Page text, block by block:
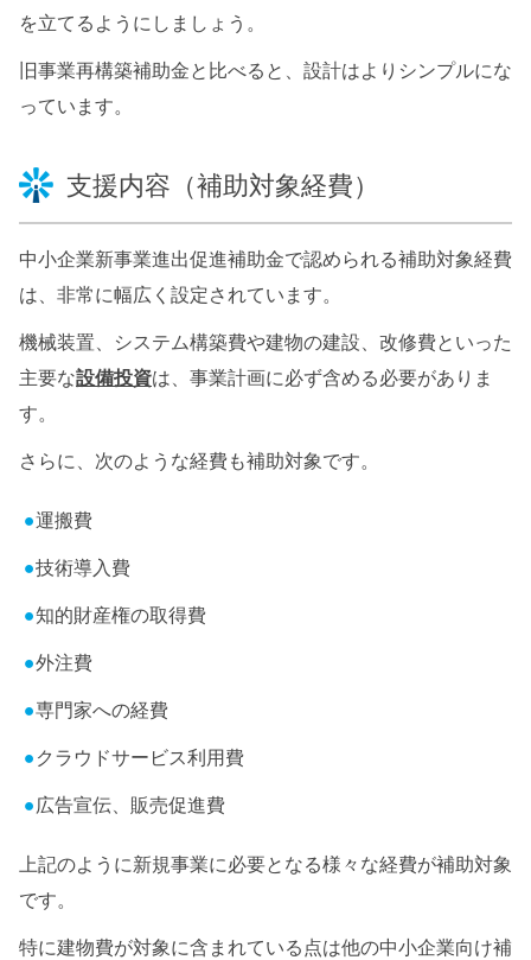
を立てるようにしましょう。
旧事業再構築補助金と比べると、設計はよりシンプルにな
っています。
支援内容（補助対象経費）
中小企業新事業進出促進補助金で認められる補助対象経費
は、非常に幅広く設定されています。
機械装置、システム構築費や建物の建設、改修費といった
主要な設備投資は、事業計画に必ず含める必要がありま
す。
さらに、次のような経費も補助対象です。
運搬費
技術導入費
知的財産権の取得費
外注費
専門家への経費
クラウドサービス利用費
広告宣伝、販売促進費
上記のように新規事業に必要となる様々な経費が補助対象
です。
特に建物費が対象に含まれている点は他の中小企業向け補